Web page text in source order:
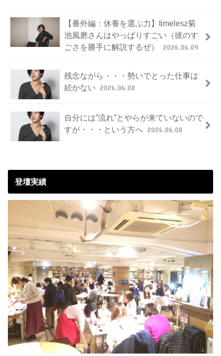
【番外編：休養を選ぶ力】timelesz菊
池風磨さんはやっぱりすごい（彼のす
ごさを勝手に解説するぜ）
2026.06.09
残念ながら・・・勢いでとった仕事は
続かない 2026.06.08
自分には”流れ”とやらが来ていないので
すが・・・という方へ 2026.06.08
登壇実績